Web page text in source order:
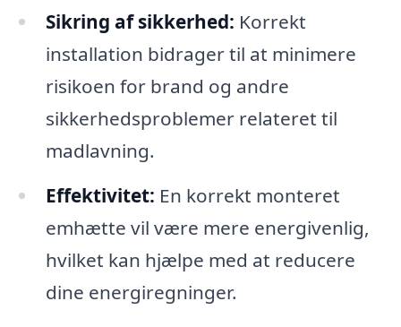
Sikring af sikkerhed: Korrekt
installation bidrager til at minimere
risikoen for brand og andre
sikkerhedsproblemer relateret til
madlavning.
Effektivitet: En korrekt monteret
emhætte vil være mere energivenlig,
hvilket kan hjælpe med at reducere
dine energiregninger.